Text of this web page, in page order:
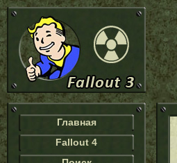
Главная
Fallout 4